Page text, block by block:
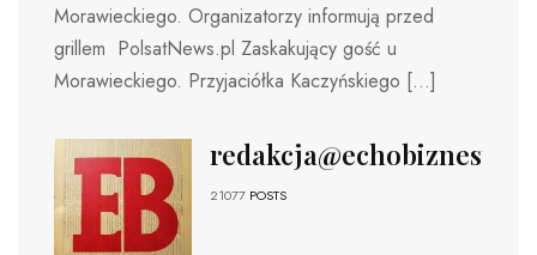
Morawieckiego. Organizatorzy informują przed
grillem PolsatNews.pl Zaskakujący gość u
Morawieckiego. Przyjaciółka Kaczyńskiego […]
redakcja@echobiznesu.pl
21077 POSTS